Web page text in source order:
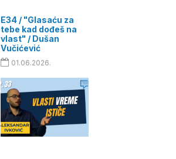
E34 / "Glasaću za
tebe kad dođeš na
vlast" / Dušan
Vučićević
01.06.2026.